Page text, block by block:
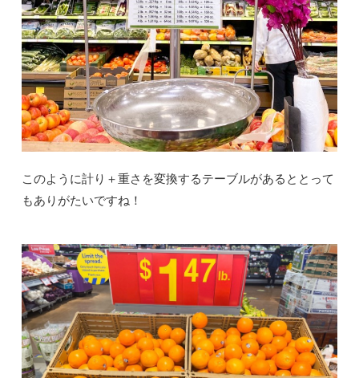
このように計り＋重さを変換するテーブルがあるととって
もありがたいですね！